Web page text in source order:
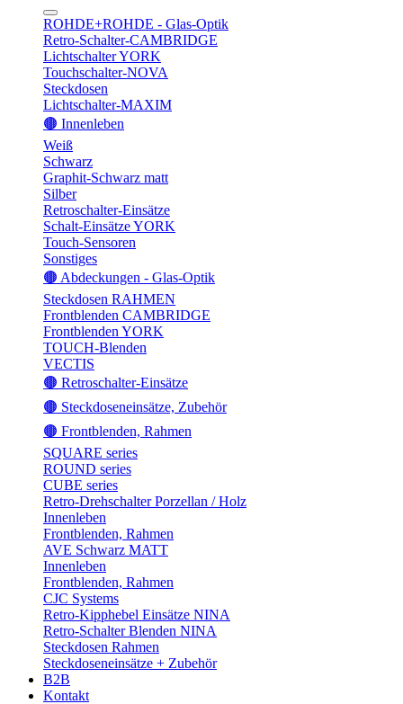
ROHDE+ROHDE - Glas-Optik
Retro-Schalter-CAMBRIDGE
Lichtschalter YORK
Touchschalter-NOVA
Steckdosen
Lichtschalter-MAXIM
🟤 Innenleben
Weiß
Schwarz
Graphit-Schwarz matt
Silber
Retroschalter-Einsätze
Schalt-Einsätze YORK
Touch-Sensoren
Sonstiges
🟤 Abdeckungen - Glas-Optik
Steckdosen RAHMEN
Frontblenden CAMBRIDGE
Frontblenden YORK
TOUCH-Blenden
VECTIS
🟤 Retroschalter-Einsätze
🟤 Steckdoseneinsätze, Zubehör
🟤 Frontblenden, Rahmen
SQUARE series
ROUND series
CUBE series
Retro-Drehschalter Porzellan / Holz
Innenleben
Frontblenden, Rahmen
AVE Schwarz MATT
Innenleben
Frontblenden, Rahmen
CJC Systems
Retro-Kipphebel Einsätze NINA
Retro-Schalter Blenden NINA
Steckdosen Rahmen
Steckdoseneinsätze + Zubehör
B2B
Kontakt